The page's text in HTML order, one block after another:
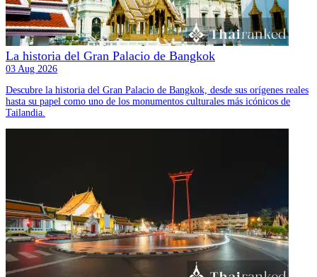
La historia del Gran Palacio de Bangkok
03 Aug 2026
Descubre la historia del Gran Palacio de Bangkok, desde sus orígenes reales
hasta su papel como uno de los monumentos culturales más icónicos de
Tailandia.